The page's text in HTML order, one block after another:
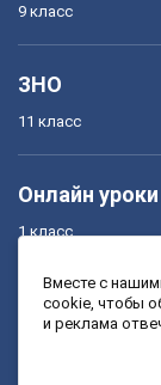
9 класс
ЗНО
11 класс
Онлайн уроки
1 класс
3 класс
Вместе с
cookie, чтобы
и реклама